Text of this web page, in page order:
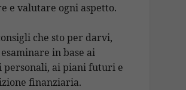
e valutare ogni aspetto.
che sto per darvi,
in base ai
personali, ai piani futuri e
finanziaria.